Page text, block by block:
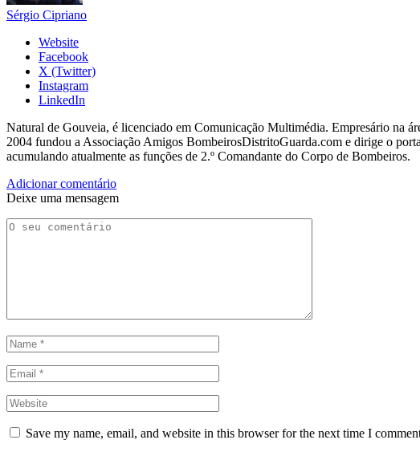
Sérgio Cipriano
Website
Facebook
X (Twitter)
Instagram
LinkedIn
Natural de Gouveia, é licenciado em Comunicação Multimédia. Empresário na
2004 fundou a Associação Amigos BombeirosDistritoGuarda.com e dirige o
acumulando atualmente as funções de 2.º Comandante do Corpo de Bombeiros.
Adicionar comentário
Deixe uma mensagem
Save my name, email, and website in this browser for the next time I